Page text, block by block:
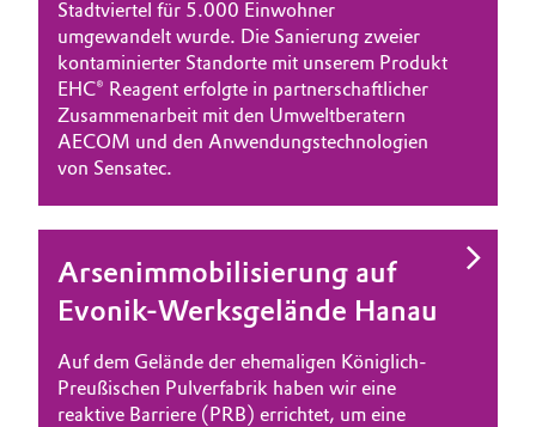
Stadtviertel für 5.000 Einwohner
umgewandelt wurde. Die Sanierung zweier
kontaminierter Standorte mit unserem Produkt
EHC® Reagent erfolgte in partnerschaftlicher
Zusammenarbeit mit den Umweltberatern
AECOM und den Anwendungstechnologien
von Sensatec.
Arsenimmobilisierung auf
Evonik-Werksgelände Hanau
Auf dem Gelände der ehemaligen Königlich-
Preußischen Pulverfabrik haben wir eine
reaktive Barriere (PRB) errichtet, um eine